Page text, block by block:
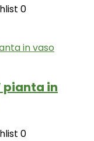
0
pianta in
0